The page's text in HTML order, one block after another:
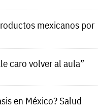
mexicanos por
caro volver al aula”
en México? Salud